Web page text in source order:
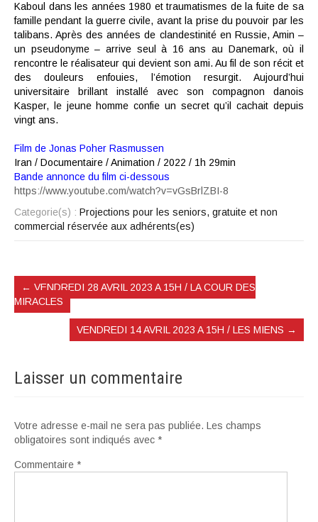
Kaboul dans les années 1980 et traumatismes de la fuite de sa
famille pendant la guerre civile, avant la prise du pouvoir par les
talibans. Après des années de clandestinité en Russie, Amin –
un pseudonyme – arrive seul à 16 ans au Danemark, où il
rencontre le réalisateur qui devient son ami. Au fil de son récit et
des douleurs enfouies, l’émotion resurgit. Aujourd’hui
universitaire brillant installé avec son compagnon danois
Kasper, le jeune homme confie un secret qu’il cachait depuis
vingt ans.
Film de Jonas Poher Rasmussen
Iran / Documentaire / Animation / 2022 / 1h 29min
Bande annonce du film ci-dessous
https://www.youtube.com/watch?v=vGsBrlZBI-8
Categorie(s) : Projections pour les seniors, gratuite et non
commercial réservée aux adhérents(es)
← VENDREDI 28 AVRIL 2023 A 15H / LA COUR DES
MIRACLES
VENDREDI 14 AVRIL 2023 A 15H / LES MIENS →
Laisser un commentaire
Votre adresse e-mail ne sera pas publiée. Les champs
obligatoires sont indiqués avec *
Commentaire *